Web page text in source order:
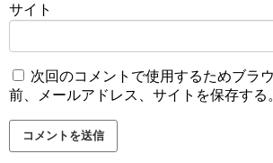
サイト
次回のコメントで使用するためブラ
前、メールアドレス、サイトを保存する